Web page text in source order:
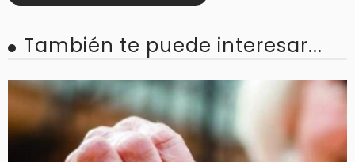
También te puede interesar...